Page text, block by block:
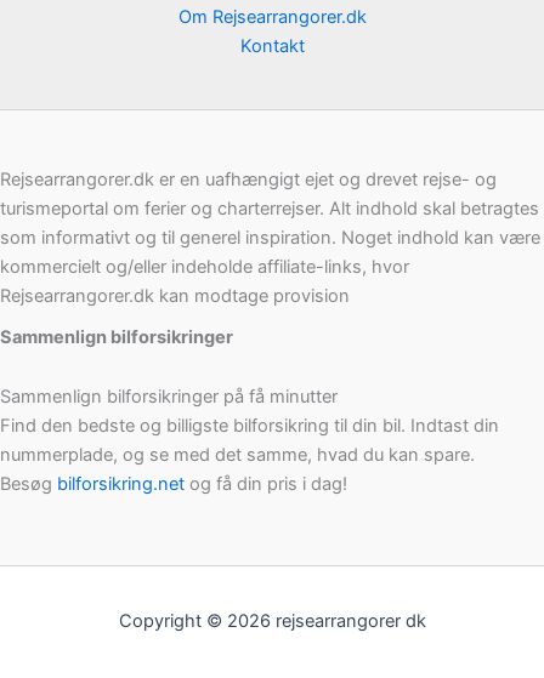
Om Rejsearrangorer.dk
Kontakt
Rejsearrangorer.dk er en uafhængigt ejet og drevet rejse- og
turismeportal om ferier og charterrejser. Alt indhold skal betragtes
som informativt og til generel inspiration. Noget indhold kan være
kommercielt og/eller indeholde affiliate-links, hvor
Rejsearrangorer.dk kan modtage provision
Sammenlign bilforsikringer
Sammenlign bilforsikringer på få minutter
Find den bedste og billigste bilforsikring til din bil. Indtast din
nummerplade, og se med det samme, hvad du kan spare.
Besøg bilforsikring.net og få din pris i dag!
Copyright © 2026 rejsearrangorer dk